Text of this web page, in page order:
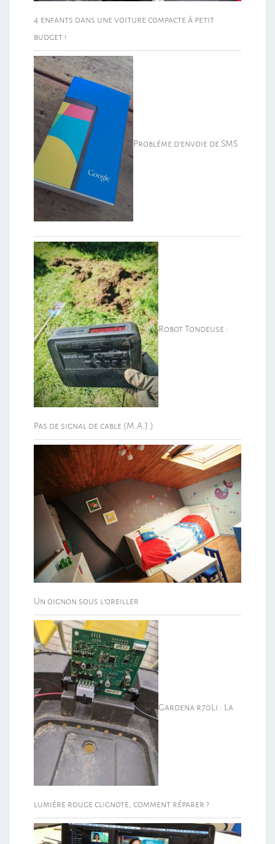
4 enfants dans une voiture compacte à petit
budget !
Problème d’envoie de SMS
Robot Tondeuse :
Pas de signal de cable (M.A.J.)
Un oignon sous l’oreiller
Gardena r70Li : La
lumière rouge clignote, comment réparer ?